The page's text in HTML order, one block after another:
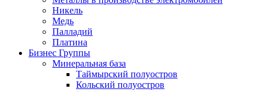
Никель
Медь
Палладий
Платина
Бизнес Группы
Минеральная база
Таймырский полуостров
Кольский полуостров